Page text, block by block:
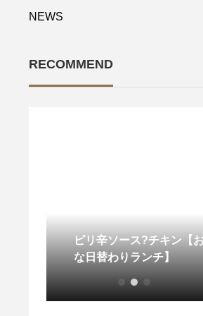
NEWS
RECOMMEND
ピリ辛ソース?️チキン【お得
な日替わりランチ】